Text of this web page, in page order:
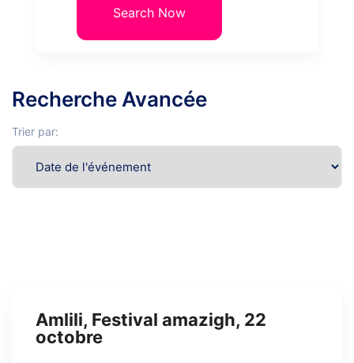
Search Now
Recherche Avancée
Trier par:
Amlili, Festival amazigh, 22
octobre